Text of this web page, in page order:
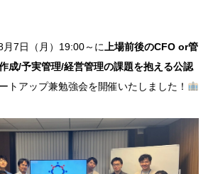
7日（月）19:00～に
上場前後のCFO or管
成/予実管理/経営管理の課題を抱える公認
トアップ兼勉強会を開催いたしました！